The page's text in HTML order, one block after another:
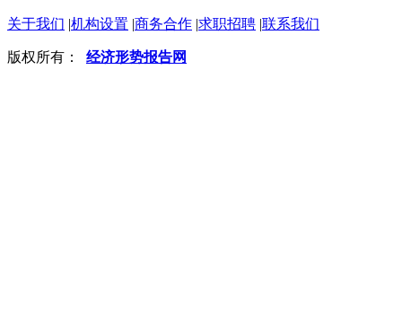
关于我们 |机构设置 |商务合作 |求职招聘 |联系我们
版权所有： 经济形势报告网